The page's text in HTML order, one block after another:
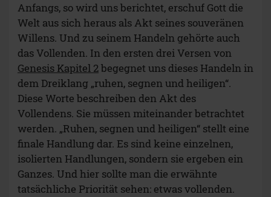
Anfangs, so wird uns berichtet, erschuf Gott die
Welt aus sich heraus als Akt seines souveränen
Willens. Und zu seinem Handeln gehörte auch
das Vollenden. In den ersten drei Versen von
Genesis Kapitel 2begegnet uns dieses Handeln in
dem Dreiklang „ruhen, segnen und heiligen“.
Diese Worte beschreiben den Akt des
Vollendens. Sie müssen miteinander betrachtet
werden. „Ruhen, segnen und heiligen“ stellt eine
finale Handlung dar. Es sind keine einzelnen,
isolierten Handlungen, sondern sie ergeben ein
Ganzes. Und hier sollte man die erwähnte
tatsächliche Priorität sehen: etwas vollenden.